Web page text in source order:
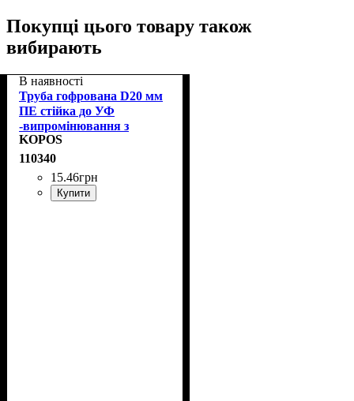
Покупці цього товару також
вибирають
В наявності
Труба гофрована D20 мм
ПЕ стійка до УФ
-випромінювання з
протяжкою KOPOS
2320/LPE-1_F50DU
KOPOS
110340
15.46грн
Купити